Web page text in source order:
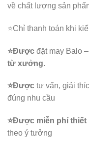
về chất lượng sản
⭐️Chỉ thanh toán khi
⭐️Được đặt may Balo
từ xưởng.
⭐️Được tư vấn, giải
đúng nhu cầu
⭐️Được miễn phí thiết
theo ý tưởng